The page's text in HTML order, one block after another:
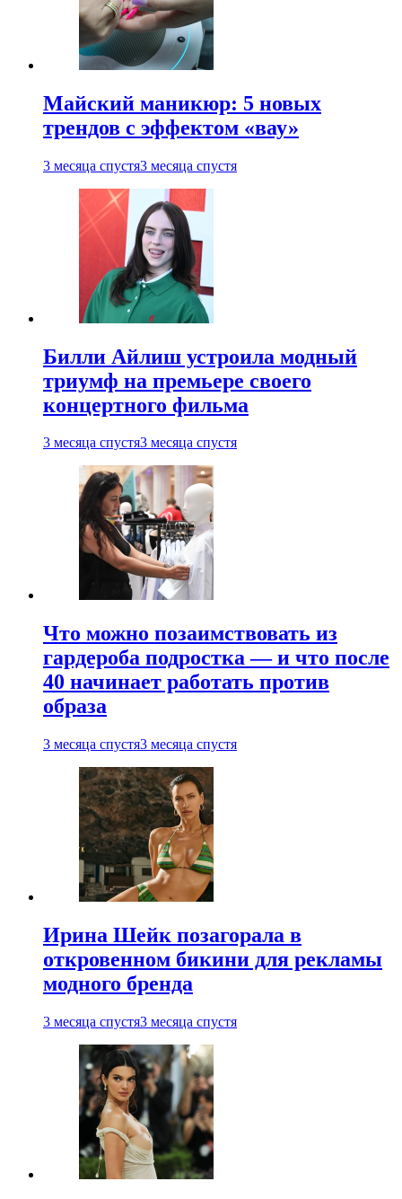
Майский маникюр: 5 новых
трендов с эффектом «вау»
3 месяца спустя3 месяца спустя
Билли Айлиш устроила модный
триумф на премьере своего
концертного фильма
3 месяца спустя3 месяца спустя
Что можно позаимствовать из
гардероба подростка — и что после
40 начинает работать против
образа
3 месяца спустя3 месяца спустя
Ирина Шейк позагорала в
откровенном бикини для рекламы
модного бренда
3 месяца спустя3 месяца спустя